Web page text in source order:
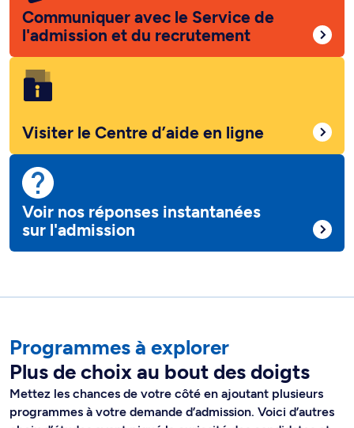
Communiquer avec le Service de
l'admission et du recrutement
Visiter le Centre d’aide en ligne
Voir nos réponses instantanées
sur l'admission
Programmes à explorer
Plus de choix au bout des doigts
Mettez les chances de votre côté en ajoutant plusieurs
programmes à votre demande d’admission. Voici d’autres